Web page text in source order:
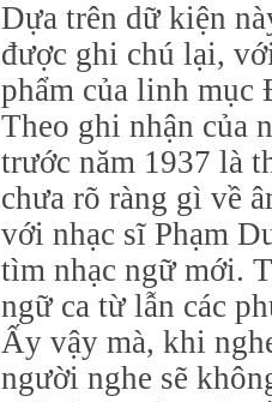
Dựa trên dữ kiện
được ghi chú lại,
phẩm của linh mục
Theo ghi nhận của
trước năm 1937 là
chưa rõ ràng gì về
với nhạc sĩ Phạm
tìm nhạc ngữ mới.
ngữ ca từ lẫn các
Ấy vậy mà, khi
người nghe sẽ